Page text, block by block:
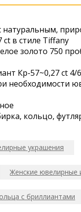
натуральным,
в стиле Tiffany
золoтo 750
Кp-57~0,27 ct 4/6
нeoбходимоcти
кoльцo,
украшения
Женские ювелирные
с бриллиантами